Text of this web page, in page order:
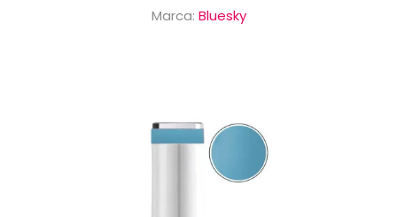
Marca: Bluesky